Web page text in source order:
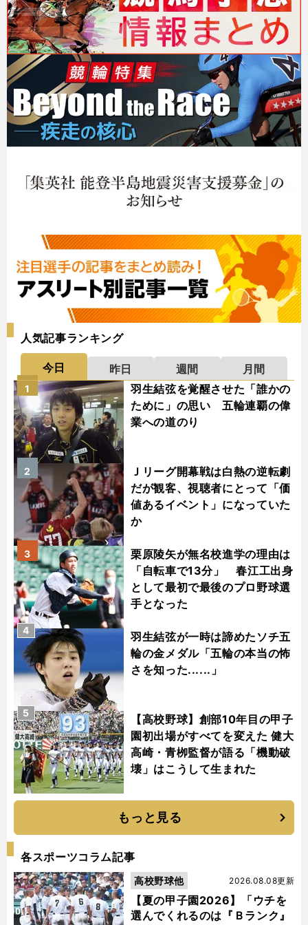
人気記事ランキング
今日 昨日 週間
月間
羽生結弦を覚醒させた「誰かの
ために」の思い 五輪連覇の偉
業への道のり
1
Ｊリーグ開幕戦は白熱の逆転劇
だが観客、視聴者にとって「価
値あるイベント」になっていた
か
2
栗原陵矢が無名校進学の理由は
「自転車で13分」 春江工出身
として最初で最後のプロ野球選
手となった
3
羽生結弦が一時は諦めたソチ五
輪の金メダル「五輪の本当の怖
さを知った......」
4
【高校野球】創部10年目の甲子
園初出場がすべてを変えた 健大
高崎・青栁監督が語る「機動破
壊」はこうして生まれた
5
もっと見る
各スポーツコラム記事
【夏の甲子園2026】「ウチを
選んでくれるのは『Ｂランク』
2026.08.08更新
高校野球他